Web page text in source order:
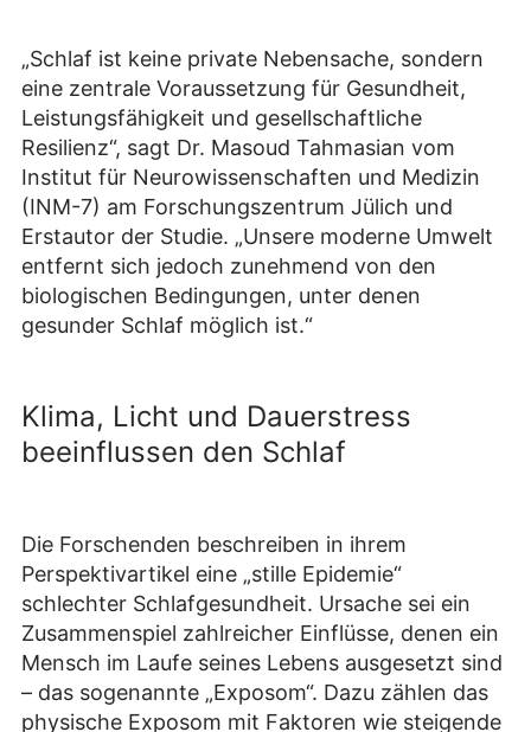
„Schlaf ist keine private Nebensache, sondern
eine zentrale Voraussetzung für Gesundheit,
Leistungsfähigkeit und gesellschaftliche
Resilienz“, sagt Dr. Masoud Tahmasian vom
Institut für Neurowissenschaften und Medizin
(INM-7) am Forschungszentrum Jülich und
Erstautor der Studie. „Unsere moderne Umwelt
entfernt sich jedoch zunehmend von den
biologischen Bedingungen, unter denen
gesunder Schlaf möglich ist.“
Klima, Licht und Dauerstress
beeinflussen den Schlaf
Die Forschenden beschreiben in ihrem
Perspektivartikel eine „stille Epidemie“
schlechter Schlafgesundheit. Ursache sei ein
Zusammenspiel zahlreicher Einflüsse, denen ein
Mensch im Laufe seines Lebens ausgesetzt sind
– das sogenannte „Exposom“. Dazu zählen das
physische Exposom mit Faktoren wie steigende